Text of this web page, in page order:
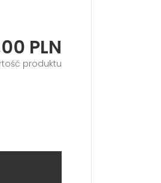
PLN
produktu